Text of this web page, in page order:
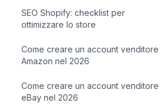
SEO Shopify: checklist per
ottimizzare lo store
Come creare un account venditore
Amazon nel 2026
Come creare un account venditore
eBay nel 2026